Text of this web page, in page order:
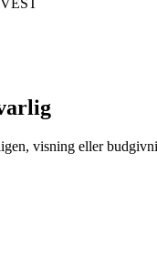
visning eller